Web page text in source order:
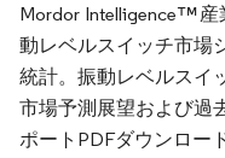
Mordor Intelligence™
動レベルスイッチ市場
統計。振動レベルスイ
市場予測展望および過
ポートPDFダウンロー